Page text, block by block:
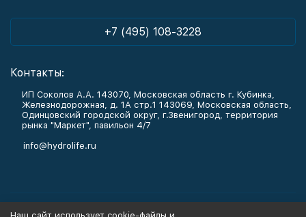
+7 (495) 108-3228
Контакты:
ИП Соколов А.А. 143070, Московская область г. Кубинка,
Железнодорожная, д. 1А стр.1 143069, Московская область,
Одинцовский городской округ, г.Звенигород, территория
рынка "Маркет", павильон 4/7
info@hydrolife.ru